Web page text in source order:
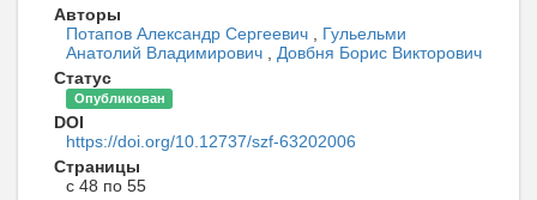
Авторы
Потапов Александр Сергеевич
Гульельми
Анатолий Владимирович
Довбня Борис Викторович
Статус
Опубликован
DOI
https://doi.org/10.12737/szf-63202006
Страницы
с 48 по 55